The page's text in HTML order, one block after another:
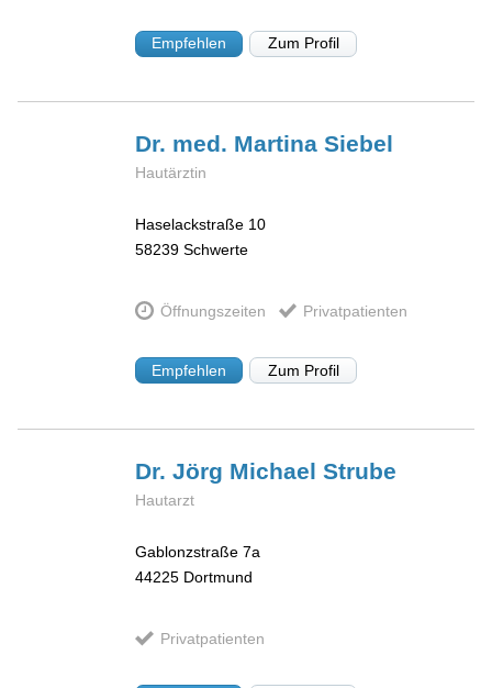
Empfehlen Zum Profil
Dr. med. MartinaSiebel
Hautärztin
Haselackstraße 10
58239 Schwerte
Öffnungszeiten Privatpatienten
Empfehlen Zum Profil
Dr. Jörg MichaelStrube
Hautarzt
Gablonzstraße 7a
44225 Dortmund
Privatpatienten